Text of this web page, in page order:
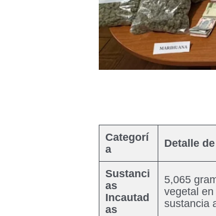
Categorí
a
Detalle
Sustanci
as
Incautad
as
5,065
vegetal
sustancia